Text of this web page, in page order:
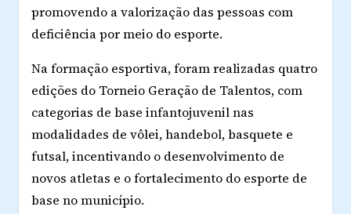
promovendo a valorização das pessoas com
deficiência por meio do esporte.
Na formação esportiva, foram realizadas quatro
edições do Torneio Geração de Talentos, com
categorias de base infantojuvenil nas
modalidades de vôlei, handebol, basquete e
futsal, incentivando o desenvolvimento de
novos atletas e o fortalecimento do esporte de
base no município.